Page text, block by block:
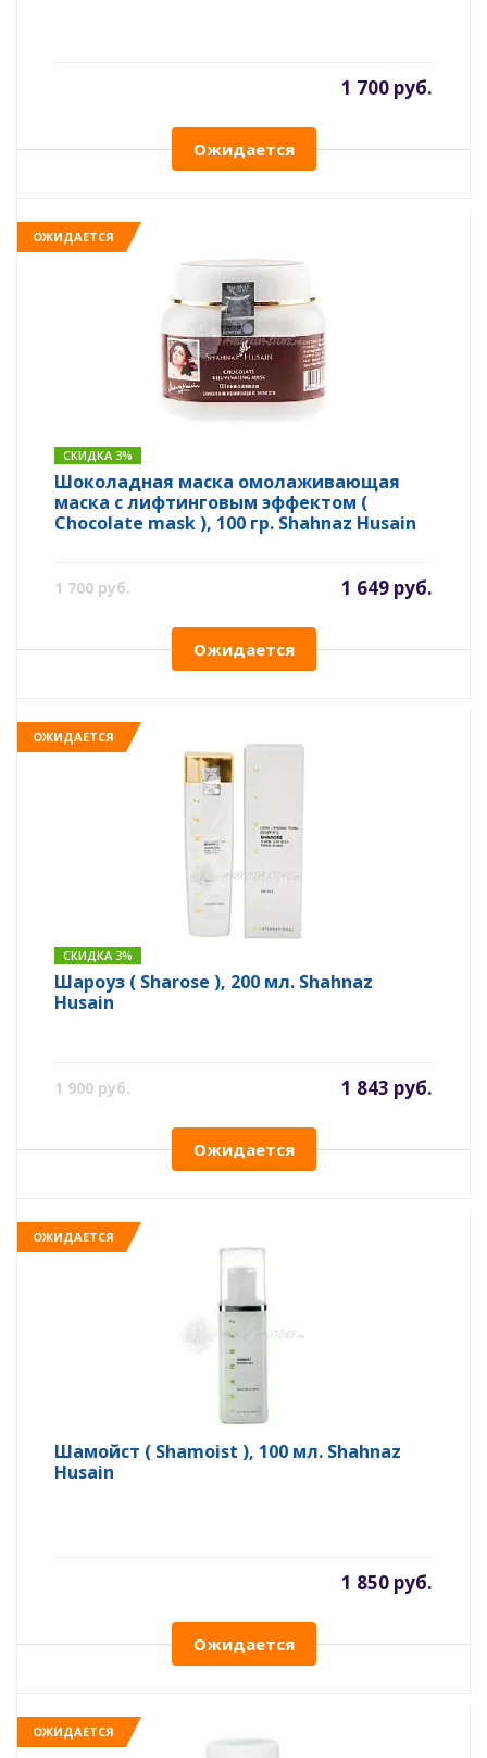
1 700 руб.
Ожидается
ОЖИДАЕТСЯ
СКИДКА 3%
Шоколадная маска омолаживающая
маска с лифтинговым эффектом (
Chocolate mask ), 100 гр. Shahnaz Husain
1 700 руб. 1 649 руб.
Ожидается
ОЖИДАЕТСЯ
СКИДКА 3%
Шароуз ( Sharose ), 200 мл. Shahnaz
Husain
1 900 руб. 1 843 руб.
Ожидается
ОЖИДАЕТСЯ
Шамойст ( Shamoist ), 100 мл. Shahnaz
Husain
1 850 руб.
Ожидается
ОЖИДАЕТСЯ